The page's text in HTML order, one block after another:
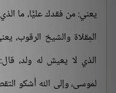
يعني: من فقدك عليًّا، ما
المِقلاة والشيخ الرقوب،
الذي لا يعيش له ولد،
لموسى، وإلى الله أشكو